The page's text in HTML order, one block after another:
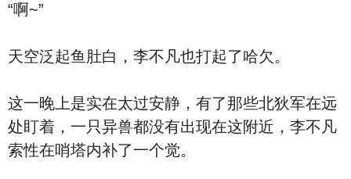
“啊~”
天空泛起鱼肚白，李不凡也打起了哈欠。
这一晚上是实在太过安静，有了那些北狄军在远
处盯着，一只异兽都没有出现在这附近，李不凡
索性在哨塔内补了一个觉。